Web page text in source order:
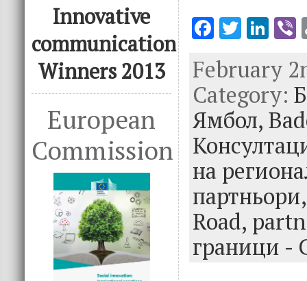
Innovative
communication
Winners 2013
European
Commission
F
e
b
o
o
k
T
it
te
r
Li
k
e
dI
n
February
Category:
Ямбол,
на
Road,
граници -